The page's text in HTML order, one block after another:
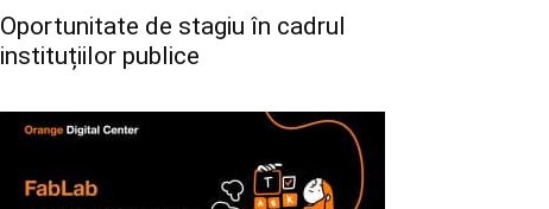
Oportunitate de stagiu în cadrul
instituțiilor publice